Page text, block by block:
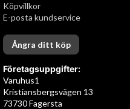
Köpvillkor
E-posta kundservice
Ångra ditt köp
Företagsuppgifter:
Varuhus1
Kristiansbergsvägen 13
73730 Fagersta